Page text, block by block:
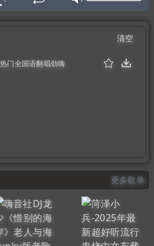
清空
门全国语翻唱劲嗨
更多歌单